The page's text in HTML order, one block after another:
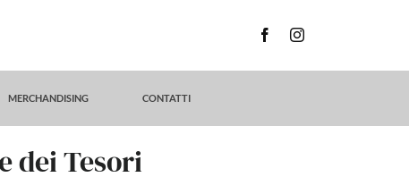
MERCHANDISING CONTATTI
dei Tesori